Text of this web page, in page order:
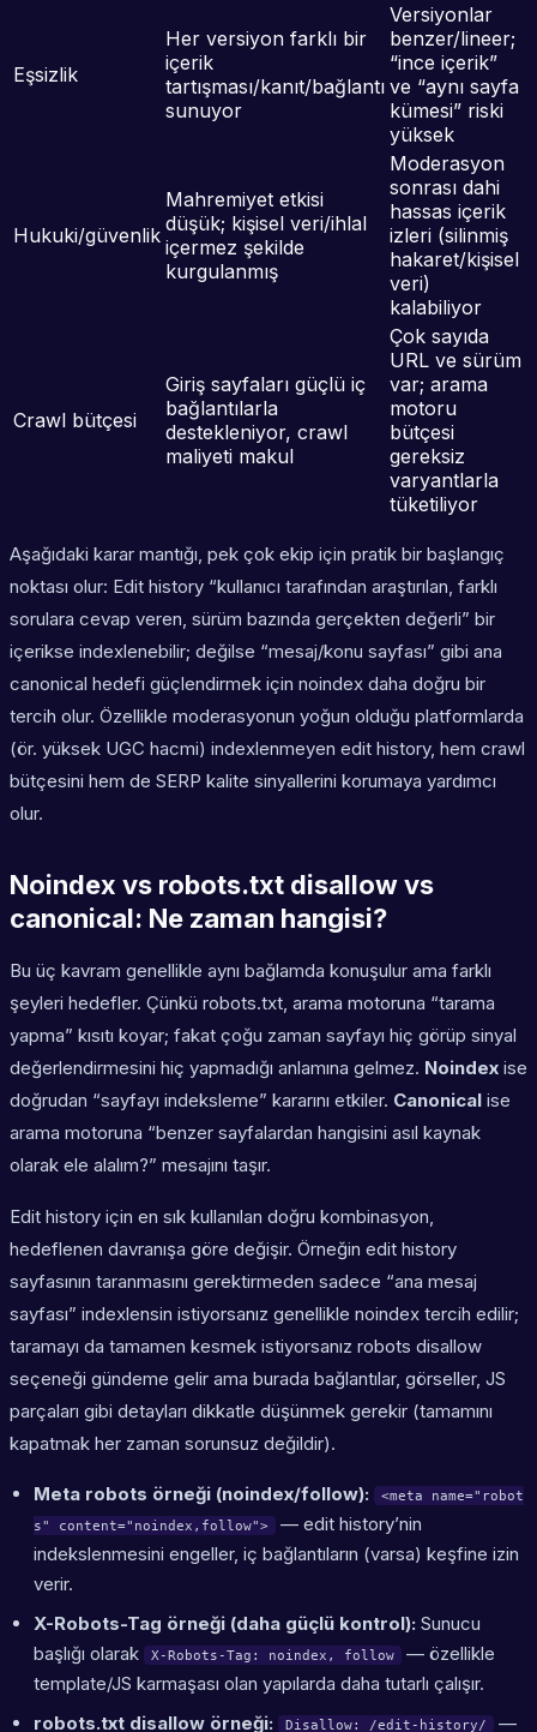
Eşsizlik
Her versiyon farklı bir
içerik
tartışması/kanıt/bağlantı
sunuyor
Versiyonlar
benzer/lineer;
“ince içerik”
ve “aynı sayfa
kümesi” riski
yüksek
Hukuki/güvenlik
Mahremiyet etkisi
düşük; kişisel veri/ihlal
içermez şekilde
kurgulanmış
Moderasyon
sonrası dahi
hassas içerik
izleri (silinmiş
hakaret/kişisel
veri)
kalabiliyor
Crawl bütçesi
Giriş sayfaları güçlü iç
bağlantılarla
destekleniyor, crawl
maliyeti makul
Çok sayıda
URL ve sürüm
var; arama
motoru
bütçesi
gereksiz
varyantlarla
tüketiliyor
Aşağıdaki karar mantığı, pek çok ekip için pratik bir başlangıç
noktası olur: Edit history “kullanıcı tarafından araştırılan, farklı
sorulara cevap veren, sürüm bazında gerçekten değerli” bir
içerikse indexlenebilir; değilse “mesaj/konu sayfası” gibi ana
canonical hedefi güçlendirmek için noindex daha doğru bir
tercih olur. Özellikle moderasyonun yoğun olduğu platformlarda
(ör. yüksek UGC hacmi) indexlenmeyen edit history, hem crawl
bütçesini hem de SERP kalite sinyallerini korumaya yardımcı
olur.
Noindex vs robots.txt disallow vs
canonical: Ne zaman hangisi?
Bu üç kavram genellikle aynı bağlamda konuşulur ama farklı
şeyleri hedefler. Çünkü robots.txt, arama motoruna “tarama
yapma” kısıtı koyar; fakat çoğu zaman sayfayı hiç görüp sinyal
değerlendirmesini hiç yapmadığı anlamına gelmez. Noindex ise
doğrudan “sayfayı indeksleme” kararını etkiler. Canonical ise
arama motoruna “benzer sayfalardan hangisini asıl kaynak
olarak ele alalım?” mesajını taşır.
Edit history için en sık kullanılan doğru kombinasyon,
hedeflenen davranışa göre değişir. Örneğin edit history
sayfasının taranmasını gerektirmeden sadece “ana mesaj
sayfası” indexlensin istiyorsanız genellikle noindex tercih edilir;
taramayı da tamamen kesmek istiyorsanız robots disallow
seçeneği gündeme gelir ama burada bağlantılar, görseller, JS
parçaları gibi detayları dikkatle düşünmek gerekir (tamamını
kapatmak her zaman sorunsuz değildir).
Meta robots örneği (noindex/follow): <meta name="robot
s" content="noindex,follow">
— edit history’nin
indekslenmesini engeller, iç bağlantıların (varsa) keşfine izin
verir.
X-Robots-Tag örneği (daha güçlü kontrol): Sunucu
başlığı olarak
X-Robots-Tag: noindex, follow
— özellikle
template/JS karmaşası olan yapılarda daha tutarlı çalışır.
robots.txt disallow örneği:
Disallow: /edit-history/ —